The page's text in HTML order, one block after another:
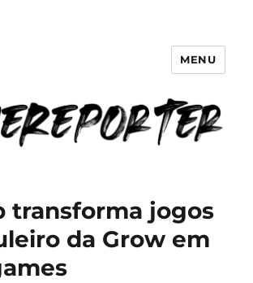
| Cultura Gamer
MENU
transforma jogos
da Grow em